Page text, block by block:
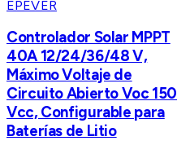
EPEVER
Controlador Solar MPPT
40A 12/24/36/48 V,
Máximo Voltaje de
Circuito Abierto Voc 150
Vcc, Configurable para
Baterías de Litio